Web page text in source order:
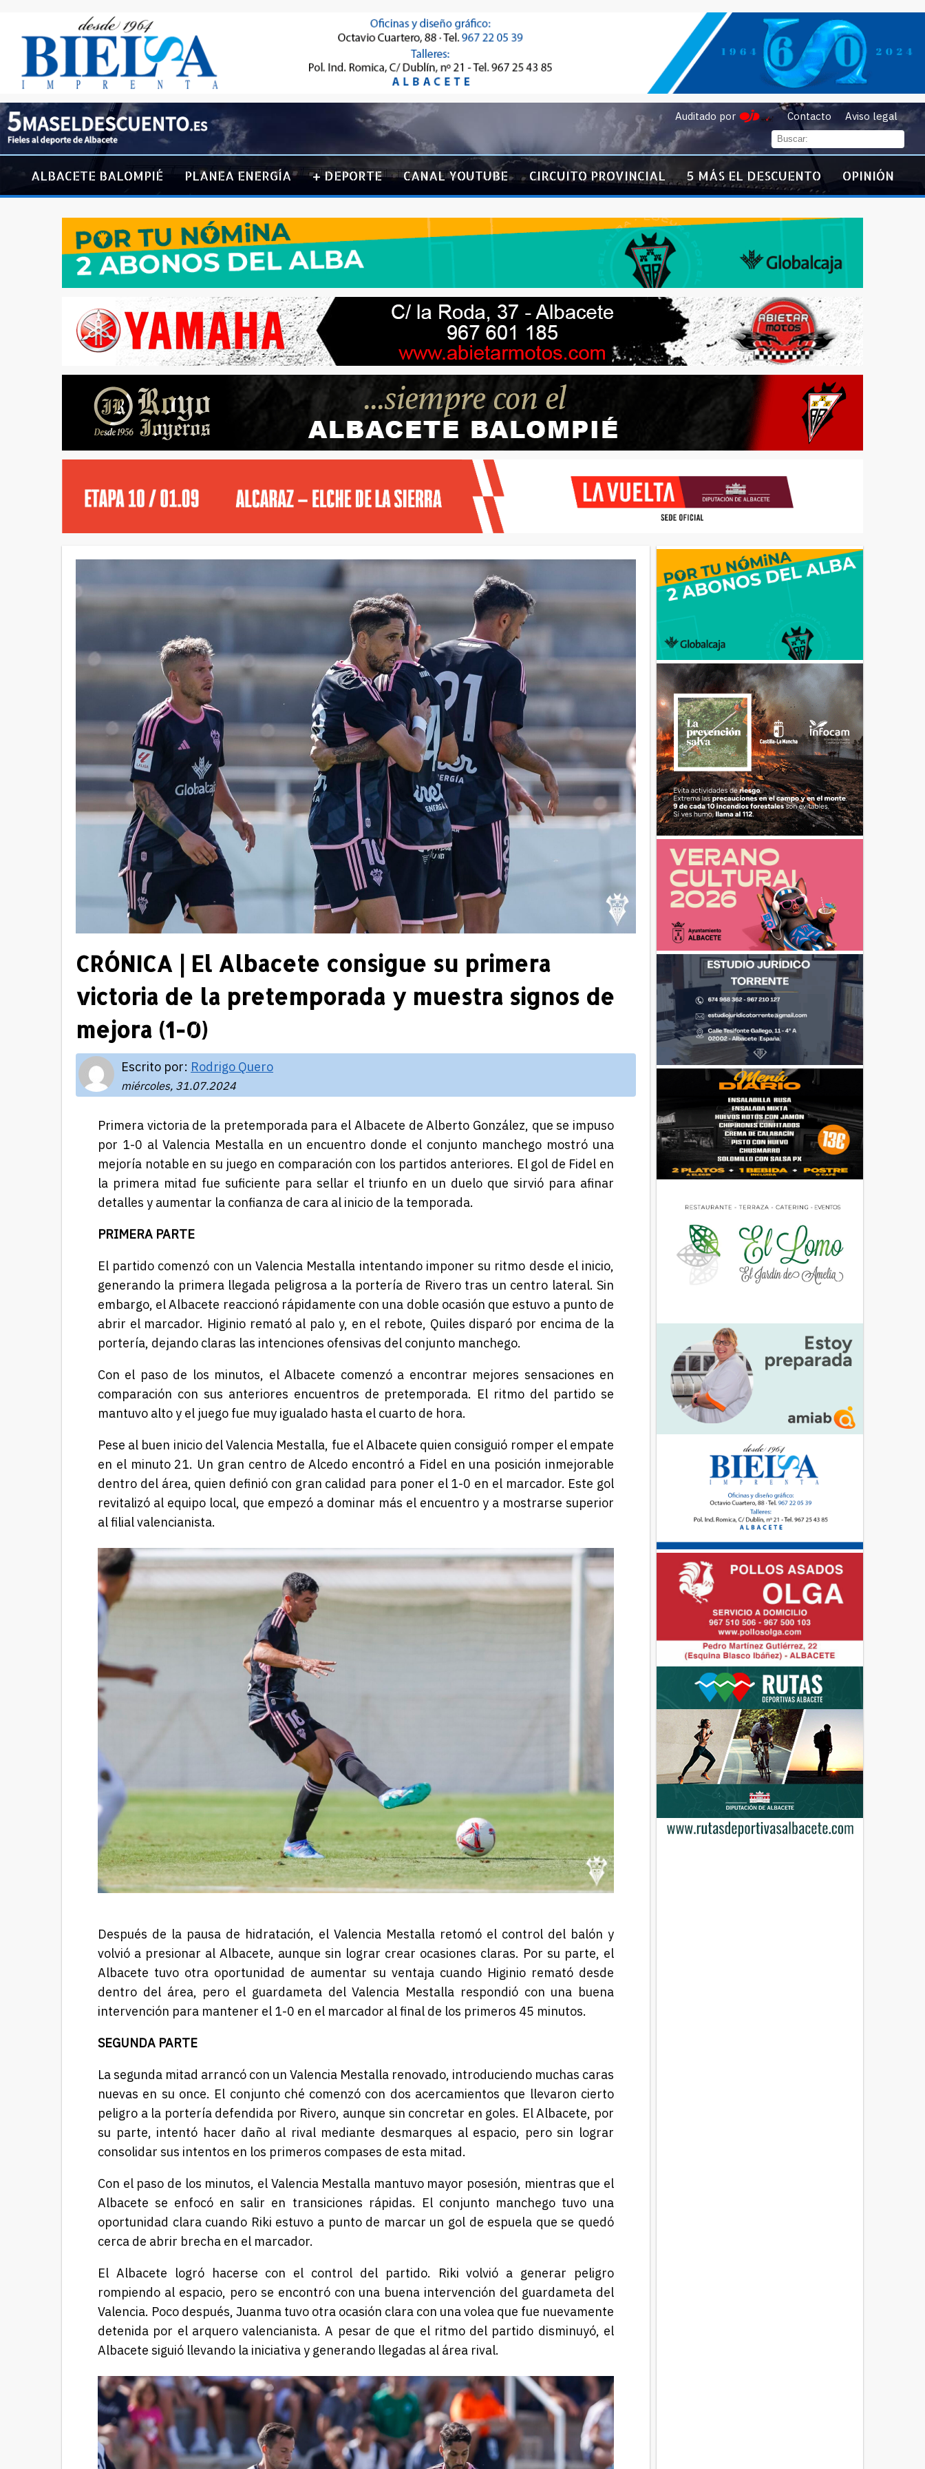
Auditado por Contacto Aviso legal
ALBACETE BALOMPIÉ PLANEA ENERGÍA + DEPORTE CANAL YOUTUBE CIRCUITO PROVINCIAL 5 MÁS EL DESCUENTO OPINIÓN
CRÓNICA | El Albacete consigue su primera
victoria de la pretemporada y muestra signos de
mejora (1-0)
Escrito por: Rodrigo Quero
miércoles, 31.07.2024
Primera victoria de la pretemporada para el Albacete de Alberto González, que se impuso
por 1-0 al Valencia Mestalla en un encuentro donde el conjunto manchego mostró una
mejoría notable en su juego en comparación con los partidos anteriores. El gol de Fidel en
la primera mitad fue suficiente para sellar el triunfo en un duelo que sirvió para afinar
detalles y aumentar la confianza de cara al inicio de la temporada.
PRIMERA PARTE
El partido comenzó con un Valencia Mestalla intentando imponer su ritmo desde el inicio,
generando la primera llegada peligrosa a la portería de Rivero tras un centro lateral. Sin
embargo, el Albacete reaccionó rápidamente con una doble ocasión que estuvo a punto de
abrir el marcador. Higinio remató al palo y, en el rebote, Quiles disparó por encima de la
portería, dejando claras las intenciones ofensivas del conjunto manchego.
Con el paso de los minutos, el Albacete comenzó a encontrar mejores sensaciones en
comparación con sus anteriores encuentros de pretemporada. El ritmo del partido se
mantuvo alto y el juego fue muy igualado hasta el cuarto de hora.
Pese al buen inicio del Valencia Mestalla, fue el Albacete quien consiguió romper el empate
en el minuto 21. Un gran centro de Alcedo encontró a Fidel en una posición inmejorable
dentro del área, quien definió con gran calidad para poner el 1-0 en el marcador. Este gol
revitalizó al equipo local, que empezó a dominar más el encuentro y a mostrarse superior
al filial valencianista.
Después de la pausa de hidratación, el Valencia Mestalla retomó el control del balón y
volvió a presionar al Albacete, aunque sin lograr crear ocasiones claras. Por su parte, el
Albacete tuvo otra oportunidad de aumentar su ventaja cuando Higinio remató desde
dentro del área, pero el guardameta del Valencia Mestalla respondió con una buena
intervención para mantener el 1-0 en el marcador al final de los primeros 45 minutos.
SEGUNDA PARTE
La segunda mitad arrancó con un Valencia Mestalla renovado, introduciendo muchas caras
nuevas en su once. El conjunto ché comenzó con dos acercamientos que llevaron cierto
peligro a la portería defendida por Rivero, aunque sin concretar en goles. El Albacete, por
su parte, intentó hacer daño al rival mediante desmarques al espacio, pero sin lograr
consolidar sus intentos en los primeros compases de esta mitad.
Con el paso de los minutos, el Valencia Mestalla mantuvo mayor posesión, mientras que el
Albacete se enfocó en salir en transiciones rápidas. El conjunto manchego tuvo una
oportunidad clara cuando Riki estuvo a punto de marcar un gol de espuela que se quedó
cerca de abrir brecha en el marcador.
El Albacete logró hacerse con el control del partido. Riki volvió a generar peligro
rompiendo al espacio, pero se encontró con una buena intervención del guardameta del
Valencia. Poco después, Juanma tuvo otra ocasión clara con una volea que fue nuevamente
detenida por el arquero valencianista. A pesar de que el ritmo del partido disminuyó, el
Albacete siguió llevando la iniciativa y generando llegadas al área rival.